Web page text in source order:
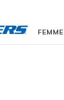
FEMME